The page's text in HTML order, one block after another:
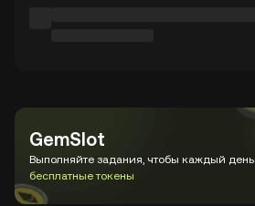
GemSlot
Выполняйте задания, чтобы каждый день
бесплатные токены